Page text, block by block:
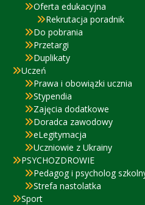
Oferta edukacyjna
Rekrutacja poradnik
Do pobrania
Przetargi
Duplikaty
Uczeń
Prawa i obowiązki ucznia
Stypendia
Zajęcia dodatkowe
Doradca zawodowy
eLegitymacja
Uczniowie z Ukrainy
PSYCHOZDROWIE
Pedagog i psycholog
Strefa nastolatka
Sport